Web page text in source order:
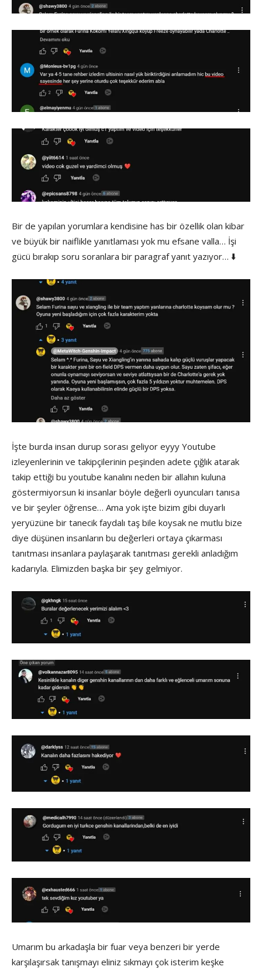
Bir de yapılan yorumlara kendisine has bir özellik olan kibar
ve büyük bir naiflikle yanıtlaması yok mu efsane valla… İşi
gücü bırakıp soru soranlara bir paragraf yanıt yazıyor… ⬇️
İşte burda insan durup sorası geliyor eyyy Youtube
izleyenlerinin ve takipçilerinin peşinden adete çığlık atarak
takip ettiği bu youtube kanalını neden bir allahın kuluna
göstermiyorsun ki insanlar böyle değerli oyuncuları tanısa
ve bir şeyler öğrense… Ama yok işte bizim gibi duyarlı
yeryüzüne bir tanecik faydalı taş bile koysak ne mutlu bize
diye düşünen insanların bu değerleri ortaya çıkarması
tanıtması insanlara paylaşarak tanıtması gerekli anladığım
kadarıyla. Elimizden başka bir şey gelmiyor.
Umarım bu arkadaşla bir fuar veya benzeri bir yerde
karşılaşırsak tanışmayı eliniz sıkmayı çok isterim keşke